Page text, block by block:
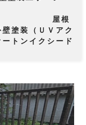
根
塗装（ＵＶアク
トンイクシード